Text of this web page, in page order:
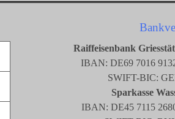
Raiffeisenbank
IBAN: DE69 7016
SWIFT-BIC:
Sparkasse
IBAN: DE45 7115